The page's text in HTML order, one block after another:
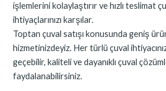
işlemlerini kolaylaştırır ve hızlı teslimat
ihtiyaçlarınızı karşılar.
Toptan çuval satışı konusunda geniş
hizmetinizdeyiz. Her türlü çuval
geçebilir, kaliteli ve dayanıklı çuval
faydalanabilirsiniz.